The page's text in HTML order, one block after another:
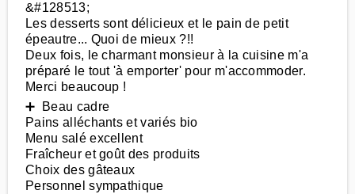
&#128513;
Les desserts sont délicieux et le pain de petit
épeautre... Quoi de mieux ?!!
Deux fois, le charmant monsieur à la cuisine m'a
préparé le tout 'à emporter' pour m'accommoder.
Merci beaucoup !
➕ Beau cadre
Pains alléchants et variés bio
Menu salé excellent
Fraîcheur et goût des produits
Choix des gâteaux
Personnel sympathique